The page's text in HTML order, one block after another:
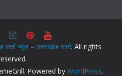
वार्ता न्यूज़ – उत्तराखंड वार्ता. All rights
Powered by WordPress.